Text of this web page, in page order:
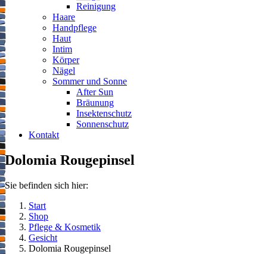
Reinigung
Haare
Handpflege
Haut
Intim
Körper
Nägel
Sommer und Sonne
After Sun
Bräunung
Insektenschutz
Sonnenschutz
Kontakt
Dolomia Rougepinsel
Sie befinden sich hier:
Start
Shop
Pflege & Kosmetik
Gesicht
Dolomia Rougepinsel